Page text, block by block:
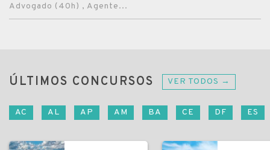
Advogado (40h) , Agente...
ÚLTIMOS CONCURSOS VER TODOS →
AC AL AP AM BA CE DF ES